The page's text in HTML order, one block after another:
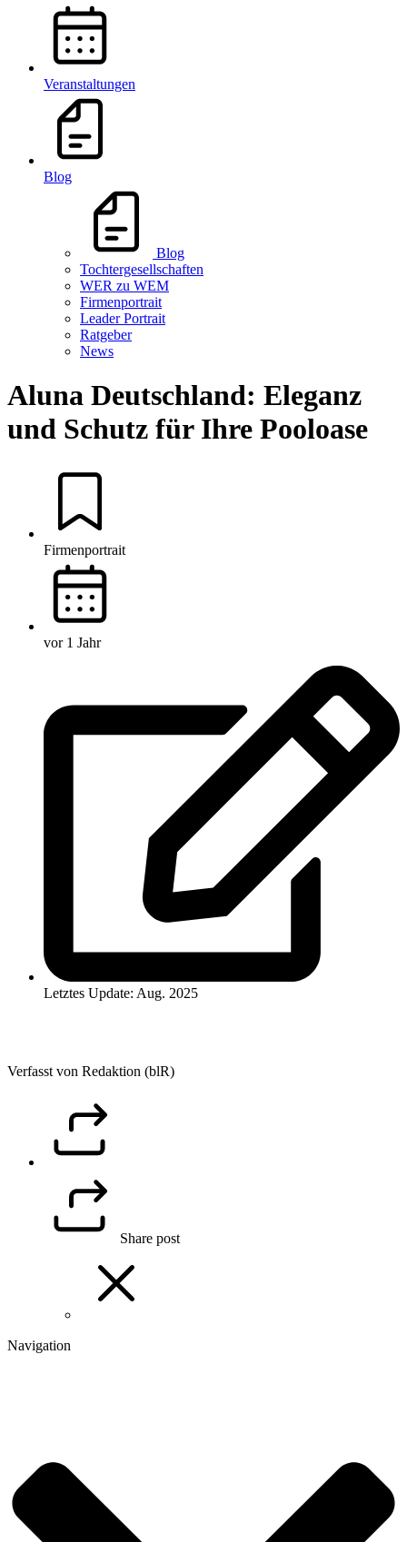
Veranstaltungen
Blog
Blog
Tochtergesellschaften
WER zu WEM
Firmenportrait
Leader Portrait
Ratgeber
News
Aluna Deutschland: Eleganz
und Schutz für Ihre Pooloase
Firmenportrait
vor 1 Jahr
Letztes Update: Aug. 2025
Verfasst von Redaktion (blR)
Share post
Navigation